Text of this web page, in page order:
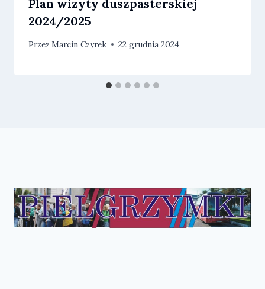
Plan wizyty duszpasterskiej
2024/2025
Przez Marcin Czyrek 22 grudnia 2024